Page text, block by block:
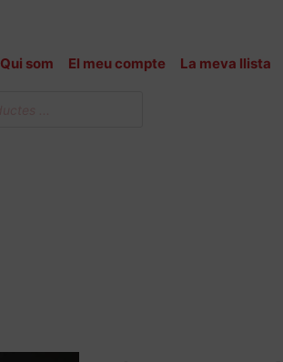
Qui som El meu compte La meva llista